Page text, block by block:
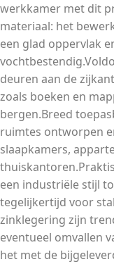
werkkamer met dit
materiaal: het
een glad oppervlak
deuren aan de
zoals boeken en
bergen.Breed
ruimtes ontworpen
slaapkamers,
een industriële stijl
tegelijkertijd voor
zinklegering zijn
eventueel omvallen
het met de